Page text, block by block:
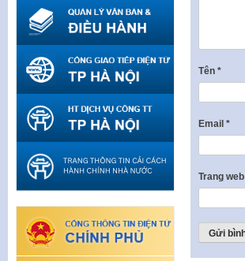
Tên *
Email *
Trang web